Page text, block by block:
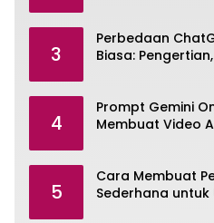
3
Perbedaan
Biasa:
4
Prompt Gemini
Membuat Video
5
Cara Membuat
Sederhana untuk